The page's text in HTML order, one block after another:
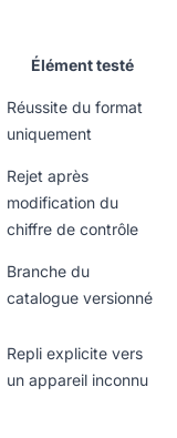
Élément testé
Réussite du format
uniquement
Rejet après
modification du
chiffre de contrôle
Branche du
catalogue versionné
Repli explicite vers
un appareil inconnu